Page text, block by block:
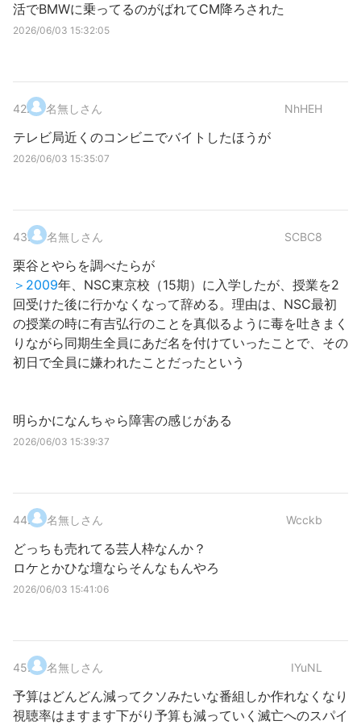
活でBMWに乗ってるのがばれてCM降ろされた
2026/06/03 15:32:05
42. 名無しさん NhHEH
テレビ局近くのコンビニでバイトしたほうが
2026/06/03 15:35:07
43. 名無しさん SCBC8
栗谷とやらを調べたらが
＞2009年、NSC東京校（15期）に入学したが、授業を2
回受けた後に行かなくなって辞める。理由は、NSC最初
の授業の時に有吉弘行のことを真似るように毒を吐きまく
りながら同期生全員にあだ名を付けていったことで、その
初日で全員に嫌われたことだったという
明らかになんちゃら障害の感じがある
2026/06/03 15:39:37
44. 名無しさん Wcckb
どっちも売れてる芸人枠なんか？
ロケとかひな壇ならそんなもんやろ
2026/06/03 15:41:06
45. 名無しさん IYuNL
予算はどんどん減ってクソみたいな番組しか作れなくなり
視聴率はますます下がり予算も減っていく滅亡へのスパイ